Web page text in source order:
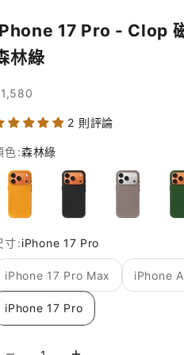
17 Pro - Clop
林綠
銷價
2 則評論
色:森林綠
糖棕
渡鴉黑 礫石灰 森林
寸:iPhone 17 Pro
iPhone 17 Pro Max iPhone
iPhone 17 Pro